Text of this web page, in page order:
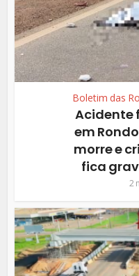
Boletim das
Acidente
em
morre e
fica
2